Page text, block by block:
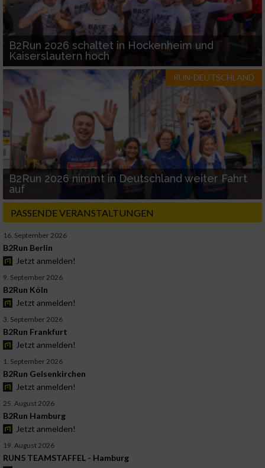
B2Run 2026 schaltet in Hockenheim und
Kaiserslautern hoch
RUN-DEUTSCHLAND
B2Run 2026 nimmt in Deutschland weiter Fahrt
auf
PASSENDE VERANSTALTUNGEN
16. September 2026
B2Run Berlin
Jetzt anmelden!
9. September 2026
B2Run Köln
Jetzt anmelden!
3. September 2026
B2Run Frankfurt
Jetzt anmelden!
1. September 2026
B2Run Gelsenkirchen
Jetzt anmelden!
25. August 2026
B2Run Hamburg
Jetzt anmelden!
19. August 2026
RUN5 TEAMSTAFFEL - Hamburg